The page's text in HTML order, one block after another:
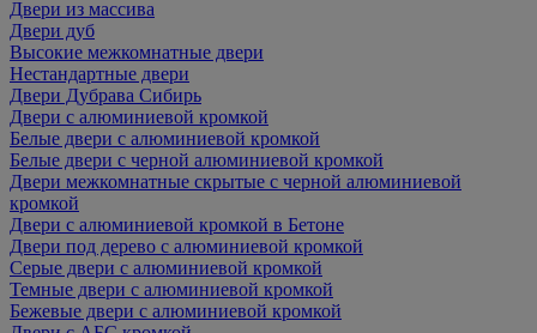
Двери из массива
Двери дуб
Высокие межкомнатные двери
Нестандартные двери
Двери Дубрава Сибирь
Двери с алюминиевой кромкой
Белые двери с алюминиевой кромкой
Белые двери с черной алюминиевой кромкой
Двери межкомнатные скрытые с черной алюминиевой
кромкой
Двери с алюминиевой кромкой в Бетоне
Двери под дерево с алюминиевой кромкой
Серые двери с алюминиевой кромкой
Темные двери с алюминиевой кромкой
Бежевые двери с алюминиевой кромкой